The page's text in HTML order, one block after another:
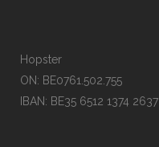
Hopster
ON: BE0761.502.755
IBAN: BE35 6512 1374 2637